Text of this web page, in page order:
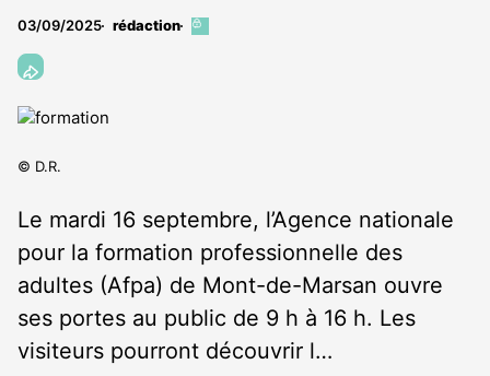
03/09/2025 rédaction
Cet
© D.R.
Le mardi 16 septembre, l’Agence nationale
pour la formation professionnelle des
adultes (Afpa) de Mont-de-Marsan ouvre
ses portes au public de 9 h à 16 h. Les
visiteurs pourront découvrir l…